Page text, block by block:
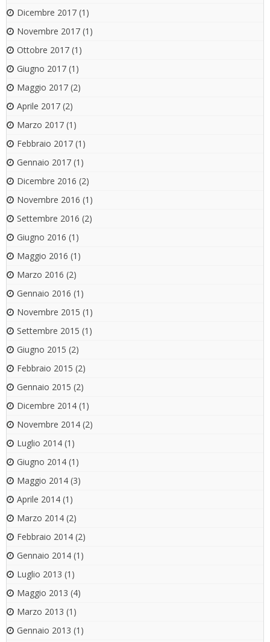
Dicembre 2017 (1)
Novembre 2017 (1)
Ottobre 2017 (1)
Giugno 2017 (1)
Maggio 2017 (2)
Aprile 2017 (2)
Marzo 2017 (1)
Febbraio 2017 (1)
Gennaio 2017 (1)
Dicembre 2016 (2)
Novembre 2016 (1)
Settembre 2016 (2)
Giugno 2016 (1)
Maggio 2016 (1)
Marzo 2016 (2)
Gennaio 2016 (1)
Novembre 2015 (1)
Settembre 2015 (1)
Giugno 2015 (2)
Febbraio 2015 (2)
Gennaio 2015 (2)
Dicembre 2014 (1)
Novembre 2014 (2)
Luglio 2014 (1)
Giugno 2014 (1)
Maggio 2014 (3)
Aprile 2014 (1)
Marzo 2014 (2)
Febbraio 2014 (2)
Gennaio 2014 (1)
Luglio 2013 (1)
Maggio 2013 (4)
Marzo 2013 (1)
Gennaio 2013 (1)